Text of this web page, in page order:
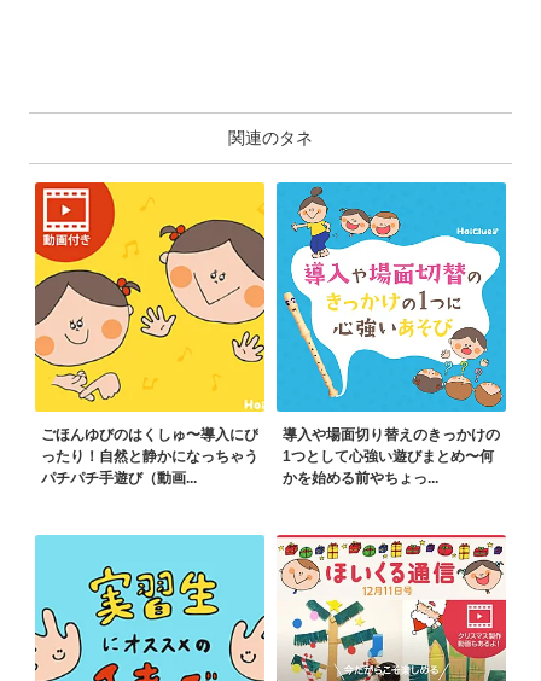
関連のタネ
ごほんゆびのはくしゅ〜導入にぴ
ったり！自然と静かになっちゃう
パチパチ手遊び（動画...
導入や場面切り替えのきっかけの
1つとして心強い遊びまとめ〜何
かを始める前やちょっ...